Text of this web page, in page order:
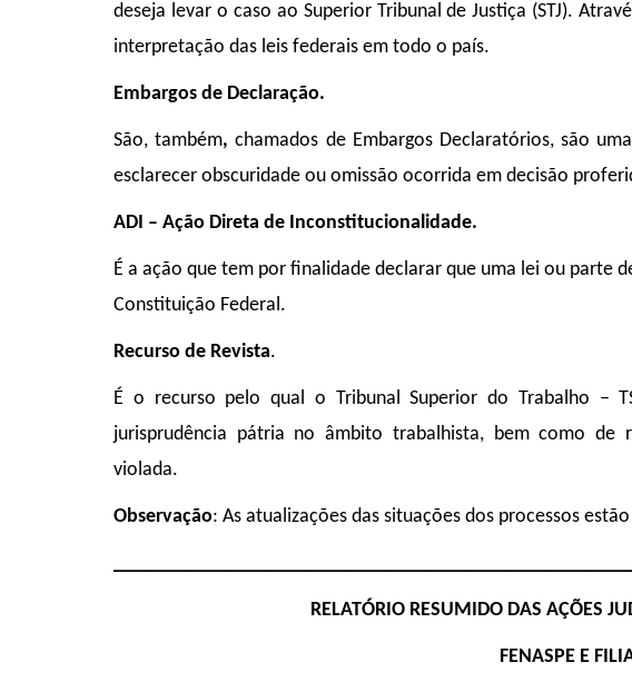
deseja levar o caso ao Superior Tribunal de Justiça (STJ).
interpretação das leis federais em todo o país.
Embargos de Declaração.
São, também, chamados de Embargos Declaratórios, são
esclarecer obscuridade ou omissão ocorrida em decisão
ADI – Ação Direta de Inconstitucionalidade.
É a ação que tem por finalidade declarar que uma lei ou parte
Constituição Federal.
Recurso de Revista.
É o recurso pelo qual o Tribunal Superior do Trabalho –
jurisprudência pátria no âmbito trabalhista, bem como de
violada.
Observação: As atualizações das situações dos processos
RELATÓRIO RESUMIDO DAS AÇÕES
FENASPE E